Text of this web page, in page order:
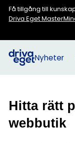
Få tillgång till
Driva Eget
Nyheter
Hitta rätt
webbutik